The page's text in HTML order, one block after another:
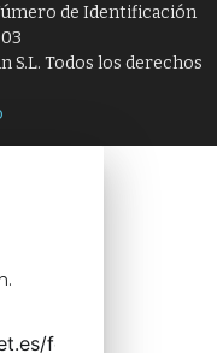
de Identificación
S.L. Todos los derechos